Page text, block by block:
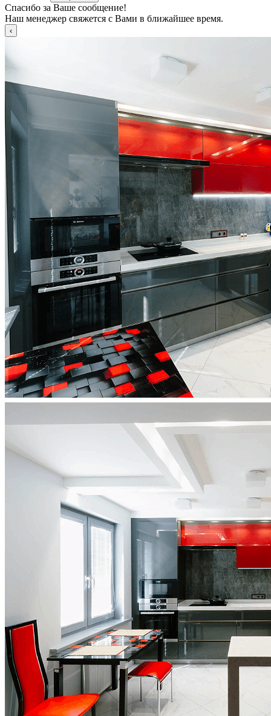
Спасибо за Ваше сообщение!
Наш менеджер свяжется с Вами в ближайшее время.